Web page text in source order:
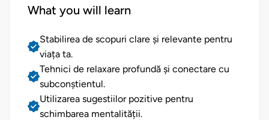
What you will learn
Stabilirea de scopuri clare și relevante pentru
viața ta.
Tehnici de relaxare profundă și conectare cu
subconștientul.
Utilizarea sugestiilor pozitive pentru
schimbarea mentalității.